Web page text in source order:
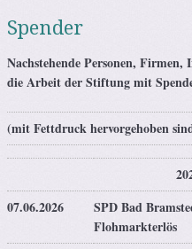
Spender
Nachstehende Personen,
die Arbeit der Stiftung mit
(mit Fettdruck hervorgehoben
07.06.2026
SPD Bad
Flohmarkterlös